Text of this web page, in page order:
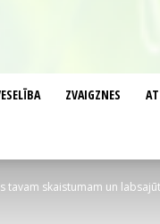
ZVAIGZNES
tavam skaistumam un